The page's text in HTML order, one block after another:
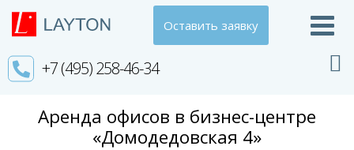
Оставить заявку
+7 (495) 258-46-34
Аренда офисов в бизнес-центре
«Домодедовская 4»